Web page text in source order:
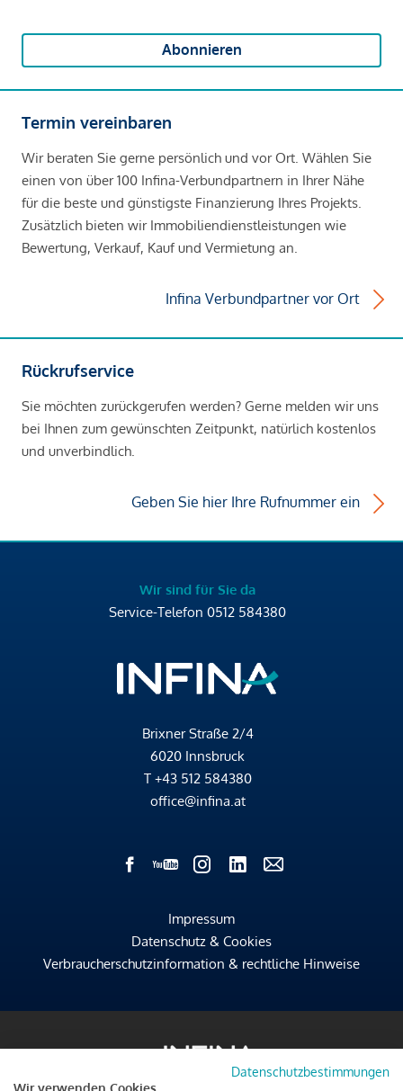
Abonnieren
Termin vereinbaren
Wir beraten Sie gerne persönlich und vor Ort. Wählen Sie
einen von über 100 Infina-Verbundpartnern in Ihrer Nähe
für die beste und günstigste Finanzierung Ihres Projekts.
Zusätzlich bieten wir Immobiliendienstleistungen wie
Bewertung, Verkauf, Kauf und Vermietung an.
Infina Verbundpartner vor Ort
Rückrufservice
Sie möchten zurückgerufen werden? Gerne melden wir uns
bei Ihnen zum gewünschten Zeitpunkt, natürlich kostenlos
und unverbindlich.
Geben Sie hier Ihre Rufnummer ein
Wir sind für Sie da
Service-Telefon 0512 584380
Brixner Straße 2/4
6020 Innsbruck
T +43 512 584380
office@infina.at
Impressum
Datenschutz & Cookies
Verbraucherschutzinformation & rechtliche Hinweise
Datenschutzbestimmungen
Wir verwenden Cookies